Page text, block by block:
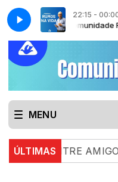
22:15 -
- Comunidade Ramá
MENU
ÚLTIMAS
ENTRE AMIGOS E